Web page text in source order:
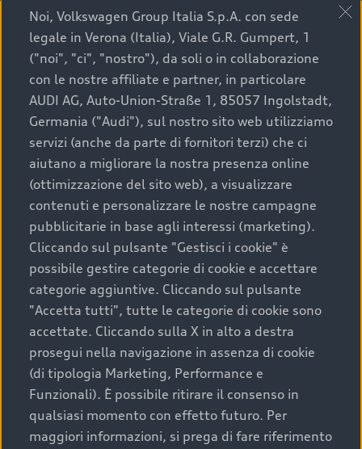
A breve verrai ricontattato dal Customer Care
Audi Center o direttamente dal Concessionario
che ti supporterà per finalizzare la tua richiesta.
La qualità di acquistare
un’auto usata Audi
Scegliere un’auto usata è una decisione che coniuga
convenienza, affidabilità e sostenibilità. Per fare un
acquisto sicuro, è essenziale considerare aspetti
determinanti come la garanzia inclusa e l’affidabilità del
marchio. Audi offre l’auto usata perfetta tramite Audi
Prima Scelta :plus
Cosa sapere prima di
Noi, Volkswagen Group Italia S.p.A. con sede
legale in Verona (Italia), Viale G.R. Gumpert, 1
("noi", "ci", "nostro"), da soli o in collaborazione
con le nostre affiliate e partner, in particolare
AUDI AG, Auto-Union-Straße 1, 85057 Ingolstadt,
Germania ("Audi"), sul nostro sito web utilizziamo
servizi (anche da parte di fornitori terzi) che ci
aiutano a migliorare la nostra presenza online
(ottimizzazione del sito web), a visualizzare
contenuti e personalizzare le nostre campagne
pubblicitarie in base agli interessi (marketing).
Cliccando sul pulsante "Gestisci i cookie" è
possibile gestire categorie di cookie e accettare
categorie aggiuntive. Cliccando sul pulsante
"Accetta tutti", tutte le categorie di cookie sono
accettate. Cliccando sulla X in alto a destra
prosegui nella navigazione in assenza di cookie
(di tipologia Marketing, Performance e
Funzionali). È possibile ritirare il consenso in
qualsiasi momento con effetto futuro. Per
maggiori informazioni, si prega di fare riferimento